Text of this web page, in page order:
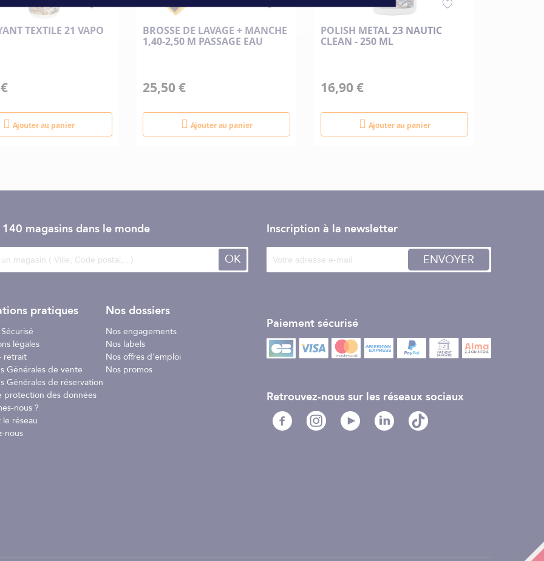
des rougeurs ou des inflammations en cas de contact direct, prolongé ou répété.
TEXTILE 21 VAPO
Ajouter au panier
BROSSE DE LAVAGE + MANCHE
1,40-2,50 M PASSAGE EAU
25,50 €
Ajouter au panier
POLISH METAL 23 NAUTIC
CLEAN - 250 ML
16,90 €
Ajouter au panier
140 magasins dans le monde
OK
pratiques
légales
retrait
Générales de vente
Générales de réservation
protection des données
nous ?
le réseau
nous
Nos dossiers
Nos engagements
Nos labels
Nos offres d'emploi
Nos promos
Inscription à la newsletter
ENVOYER
Paiement sécurisé
Retrouvez-nous sur les réseaux sociaux